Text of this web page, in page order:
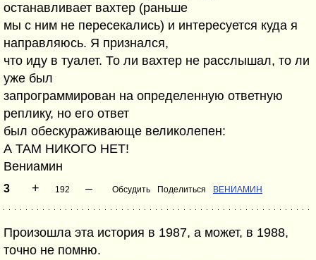
останавливает вахтер (раньше
мы с ним не пересекались) и интересуется куда я
направляюсь. Я признался,
что иду в туалет. То ли вахтер не расслышал, то ли
уже был
запрограммирован на определенную ответную
реплику, но его ответ
был обескураживающе великолепен:
А ТАМ НИКОГО НЕТ!
Вениамин
3 + 192 – Обсудить Поделиться ВЕНИАМИН
Произошла эта история в 1987, а может, в 1988,
точно не помню.